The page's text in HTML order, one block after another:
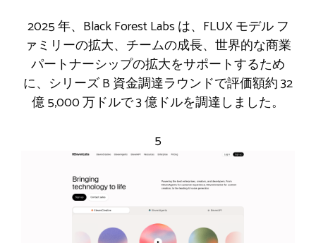
2025 年、Black Forest Labs は、FLUX モデル フ
ァミリーの拡大、チームの成長、世界的な商業
パートナーシップの拡大をサポートするため
に、シリーズ B 資金調達ラウンドで評価額約 32
億 5,000 万ドルで 3 億ドルを調達しました。
5